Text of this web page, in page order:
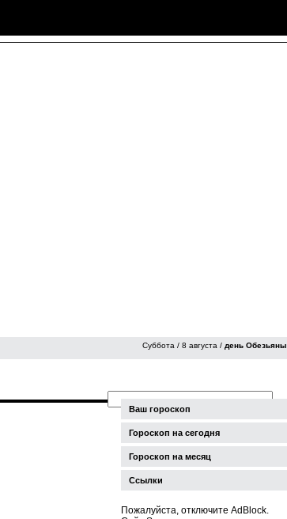
Суббота / 8 августа / день Обезьяны
Ваш гороскоп
Гороскоп на сегодня
Гороскоп на месяц
Ссылки
Пожалуйста, отключите AdBlock.